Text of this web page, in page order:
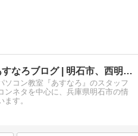
パソコン教室あすなろブログ | 明石市、西明石のパソコン教…
ソコン教室『あすなろ』のスタッフ
ンネタを中心に、兵庫県明石市の情
す。